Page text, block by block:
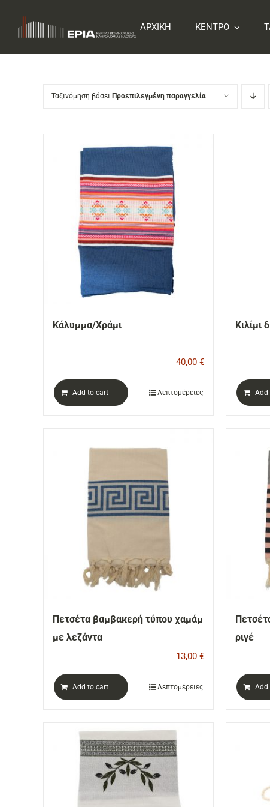
content
ΑΡΧΙΚΗ ΚΕΝΤΡΟ
Ταξινόμηση βάσει Προεπιλεγμένη παραγγελία
Κάλυμμα/Χράμι
40,00 €
Add to cart Λεπτομέρειες
Κιλίμι
Add
Πετσέτα βαμβακερή τύπου χαμάμ
με λεζάντα
13,00 €
Add to cart Λεπτομέρειες
ριγέ
Add